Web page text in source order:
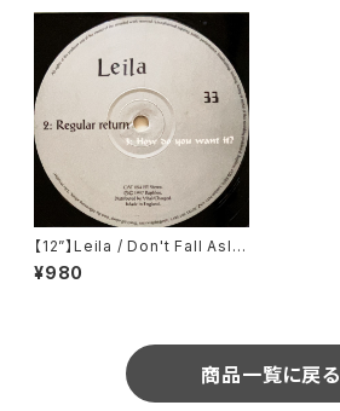
【12”】Leila / Don't Fall Asle
ep (Rephlex) (CAT 054 EP)
¥980
商品一覧に戻る